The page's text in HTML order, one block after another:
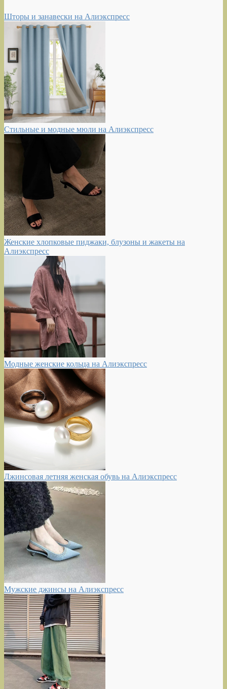
Шторы и занавески на Алиэкспресс
Стильные и модные мюли на Алиэкспресс
Женские хлопковые пиджаки, блузоны и жакеты на
Алиэкспресс
Модные женские кольца на Алиэкспресс
Джинсовая летняя женская обувь на Алиэкспресс
Мужские джинсы на Алиэкспресс